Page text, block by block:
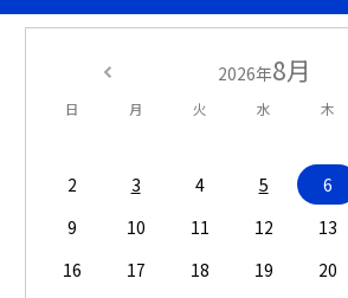
2026年8月
日 月 火 水 木
2
3 4 5 6
9
10 11 12 13
16
17 18 19 20